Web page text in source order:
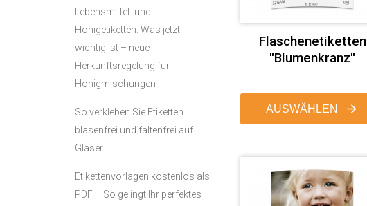
Flaschenetiketten
"Blumenkranz"
AUSWÄHLEN
Lebensmittel- und
Honigetiketten: Was jetzt
wichtig ist – neue
Herkunftsregelung für
Honigmischungen
So verkleben Sie Etiketten
blasenfrei und faltenfrei auf
Gläser
Etikettenvorlagen kostenlos als
PDF – So gelingt Ihr perfektes